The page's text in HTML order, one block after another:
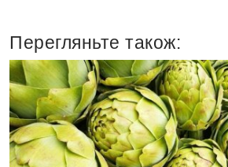
Перегляньте також: